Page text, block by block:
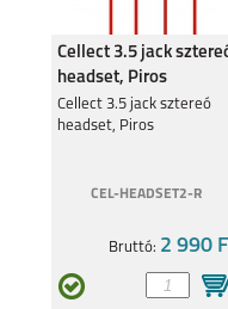
Cellect 3.5 jack
headset, Piros
Cellect 3.5 jack sztereó
headset, Piros
CEL-HEADSET2-R
Bruttó: 2 990